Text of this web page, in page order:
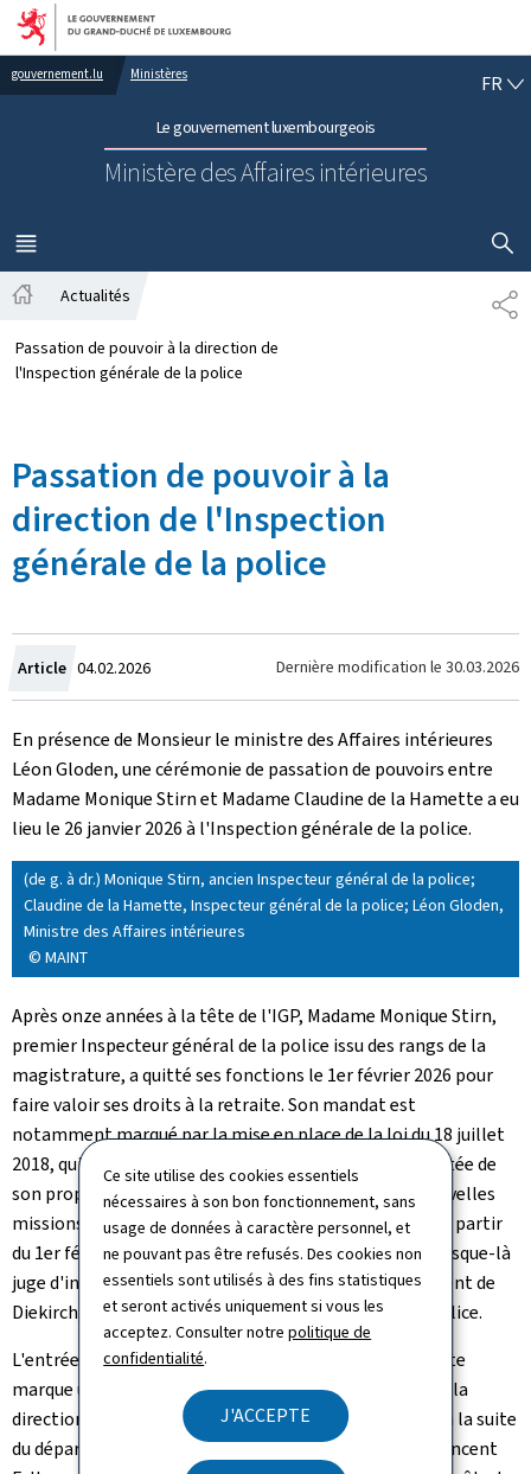
Ce site utilise des cookies essentiels
nécessaires à son bon fonctionnement, sans
usage de données à caractère personnel, et
ne pouvant pas être refusés. Des cookies non
essentiels sont utilisés à des fins statistiques
et seront activés uniquement si vous les
acceptez. Consulter notrepolitique de
confidentialité.
J'ACCEPTE
Aller au menu principal
Aller au contenu
gouvernement.lu Ministères
Le gouvernement luxembourgeois
Ministère des Affaires intérieures
FR
MENU
PRINCIPAL
Actualités
Passation de pouvoir à la direction de
l'Inspection générale de la police
Passation de pouvoir à la
direction de l'Inspection
générale de la police
Article Crée
le
04.02.2026 Dernière modification le 30.03.2026
En présence de Monsieur le ministre des Affaires intérieures
Léon Gloden, une cérémonie de passation de pouvoirs entre
Madame Monique Stirn et Madame Claudine de la Hamette a eu
lieu le 26 janvier 2026 à l'Inspection générale de la police.
(de g. à dr.) Monique Stirn, ancien Inspecteur général de la police;
Claudine de la Hamette, Inspecteur général de la police; Léon Gloden,
Ministre des Affaires intérieures
© MAINT
Après onze années à la tête de l'IGP, Madame Monique Stirn,
premier Inspecteur général de la police issu des rangs de la
magistrature, a quitté ses fonctions le 1er février 2026 pour
faire valoir ses droits à la retraite. Son mandat est
notamment marqué par la mise en place de la loi du 18 juillet
2018, qui a érigé l'IGP en administration autonome dotée de
son propre personnel, ainsi que par la dotation de nouvelles
missions et l'élargissement des missions existantes. A partir
du 1er février 2026, Madame Claudine de la Hamette, jusque-là
juge d'instruction directeur au tribunal d'arrondissement de
Diekirch, prend la tête de l'organe de contrôle de la police.
L'entrée en fonction de Madame Claudine de la Hamette
marque une nouvelle étape dans le renouvellement de la
direction de l'Inspection générale de la police, initiée à la suite
du départ en retraite de l'Inspecteur général adjoint Vincent